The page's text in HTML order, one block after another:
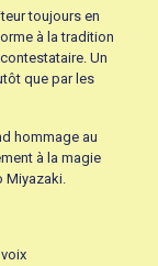
toujours en
à la tradition
Un
que par les
hommage au
à la magie
Miyazaki.